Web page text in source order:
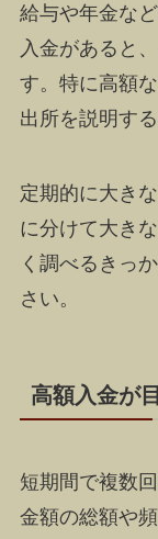
給与や年金な
入金があると
す。特に高額
出所を説明す
定期的に大き
に分けて大き
く調べるきっ
さい。
高額入金が
短期間で複数
金額の総額や